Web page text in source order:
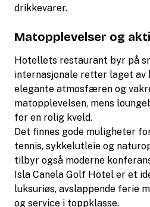
drikkevarer.
Matopplevelser og
Hotellets restaurant byr på
internasjonale retter laget av
elegante atmosfæren og
matopplevelsen, mens
for en rolig kveld.
Det finnes gode muligheter
tennis, sykkelutleie og
tilbyr også moderne
Isla Canela Golf Hotel er et
luksuriøs, avslappende ferie
og service i toppklasse.